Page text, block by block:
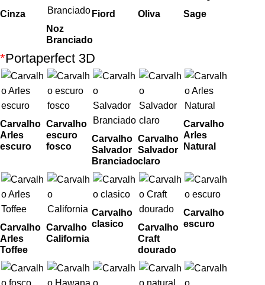
Cinza
Noz
Branciado
Fiord Oliva Sage
*Portaperfect 3D
Carvalho
Arles
escuro
Carvalho
escuro
fosco
Carvalho
Salvador
Branciado
Carvalho
Salvador
claro
Carvalho
Arles
Natural
Carvalho
Arles
Toffee
Carvalho
California
Carvalho
clasico
Carvalho
Craft
dourado
Carvalho
escuro